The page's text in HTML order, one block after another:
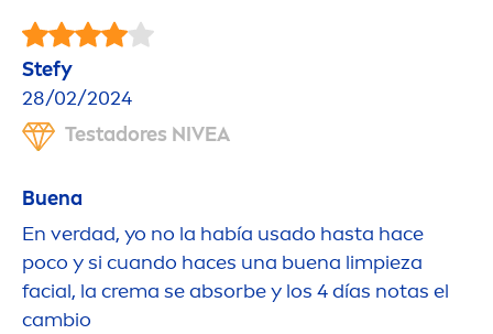
Stefy
28/02/2024
Testadores NIVEA
Buena
En verdad, yo no la había usado hasta hace
poco y si cuando haces una buena limpieza
facial, la crema se absorbe y los 4 días notas el
cambio